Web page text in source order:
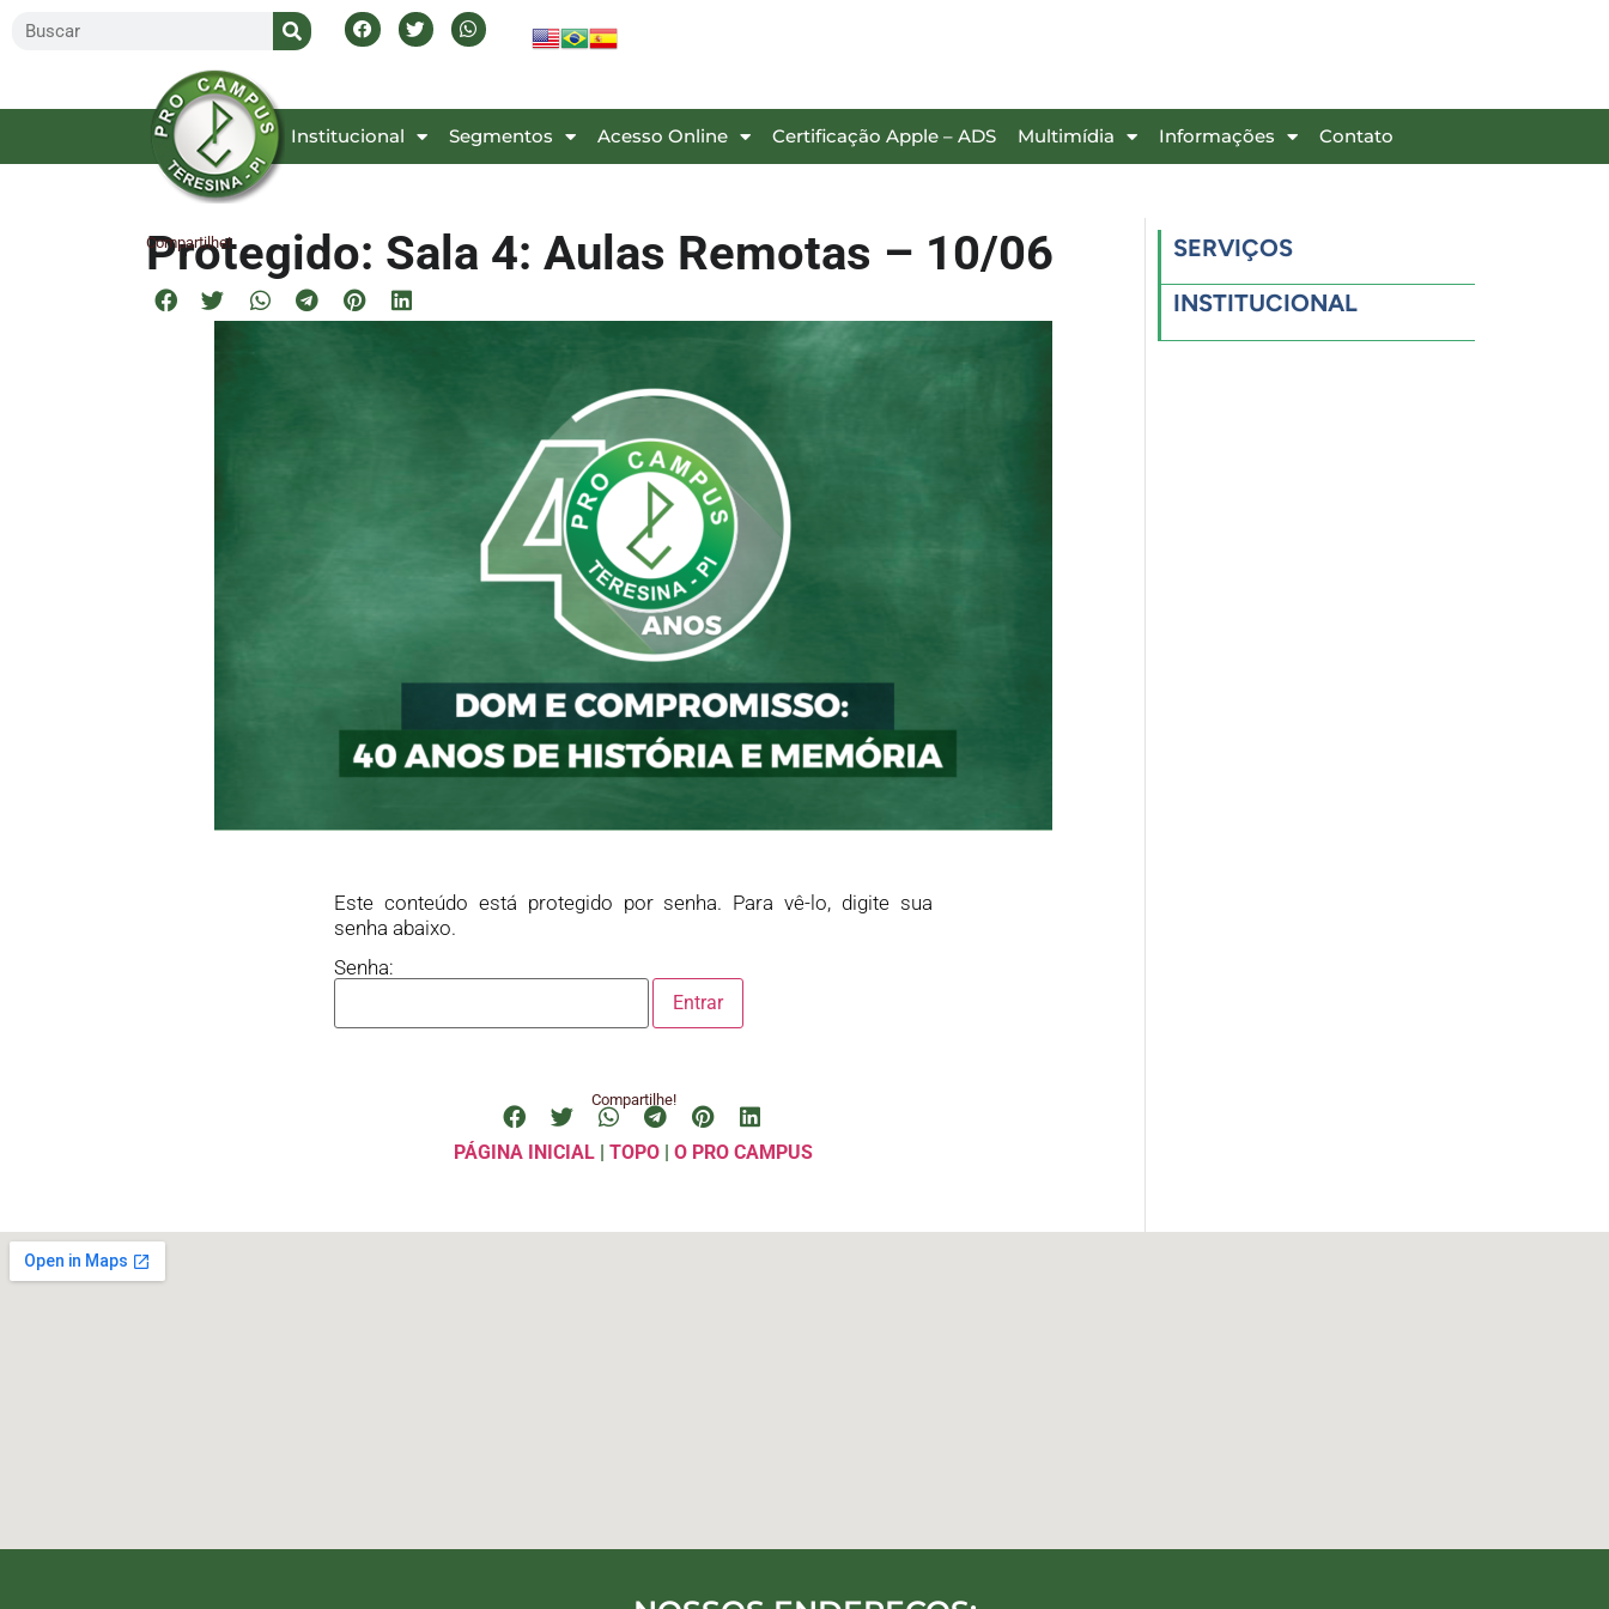
Inicial Institucional Segmentos Acesso Online Certificação Apple – ADS Multimídia Informações Contato
Protegido: Sala 4: Aulas Remotas – 10/06
Compartilhe!
Este conteúdo está protegido por senha. Para vê-lo, digite sua
senha abaixo.
Senha:
Compartilhe!
PÁGINA INICIAL | TOPO | O PRO CAMPUS
SERVIÇOS
INSTITUCIONAL